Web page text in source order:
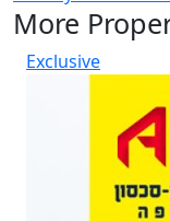
Exclusive